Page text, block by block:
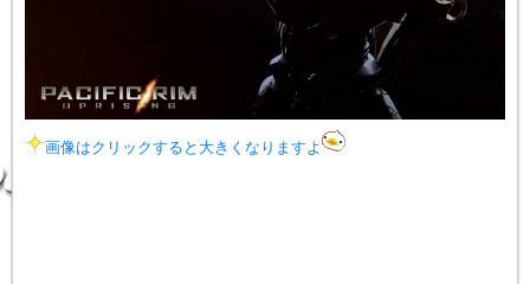
画像はクリックすると大きくなりますよ